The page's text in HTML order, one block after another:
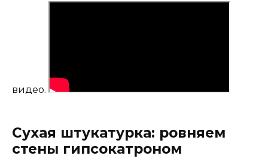
видео.
Сухая штукатурка: ровняем
стены гипсокатроном